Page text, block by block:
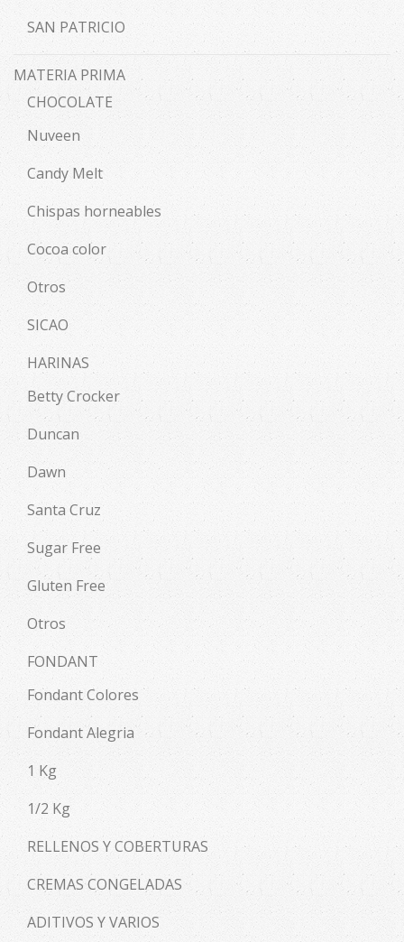
SAN PATRICIO
MATERIA PRIMA
CHOCOLATE
Nuveen
Candy Melt
Chispas horneables
Cocoa color
Otros
SICAO
HARINAS
Betty Crocker
Duncan
Dawn
Santa Cruz
Sugar Free
Gluten Free
Otros
FONDANT
Fondant Colores
Fondant Alegria
1 Kg
1/2 Kg
RELLENOS Y COBERTURAS
CREMAS CONGELADAS
ADITIVOS Y VARIOS